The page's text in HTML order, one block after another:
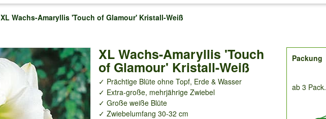
↓ ↓
↓
↓ ↓ ↓
XL Wachs-Amaryllis 'Touch of Glamour' Kristall-Weiß
XL Wachs-Amaryllis 'Touch
of Glamour' Kristall-Weiß
✓ Prächtige Blüte ohne Topf, Erde & Wasser
✓ Extra-große, mehrjährige Zwiebel
✓ Große weiße Blüte
✓ Zwiebelumfang 30-32 cm
order
Packung
ab 3 Pack.